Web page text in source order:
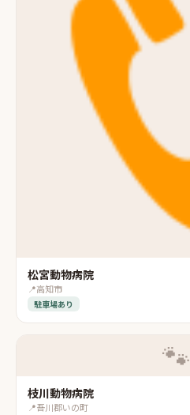
松宮動物病院
📍高知市
駐車場あり
🐾
枝川動物病院
📍吾川郡いの町